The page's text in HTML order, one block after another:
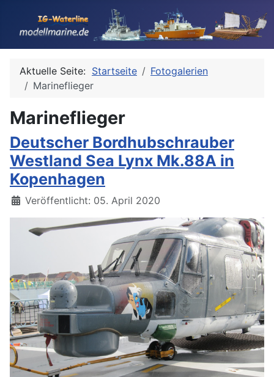
Aktuelle Seite: Startseite
Fotogalerien
Marineflieger
Marineflieger
Deutscher Bordhubschrauber
Westland Sea Lynx Mk.88A in
Kopenhagen
Details
Veröffentlicht: 05. April 2020